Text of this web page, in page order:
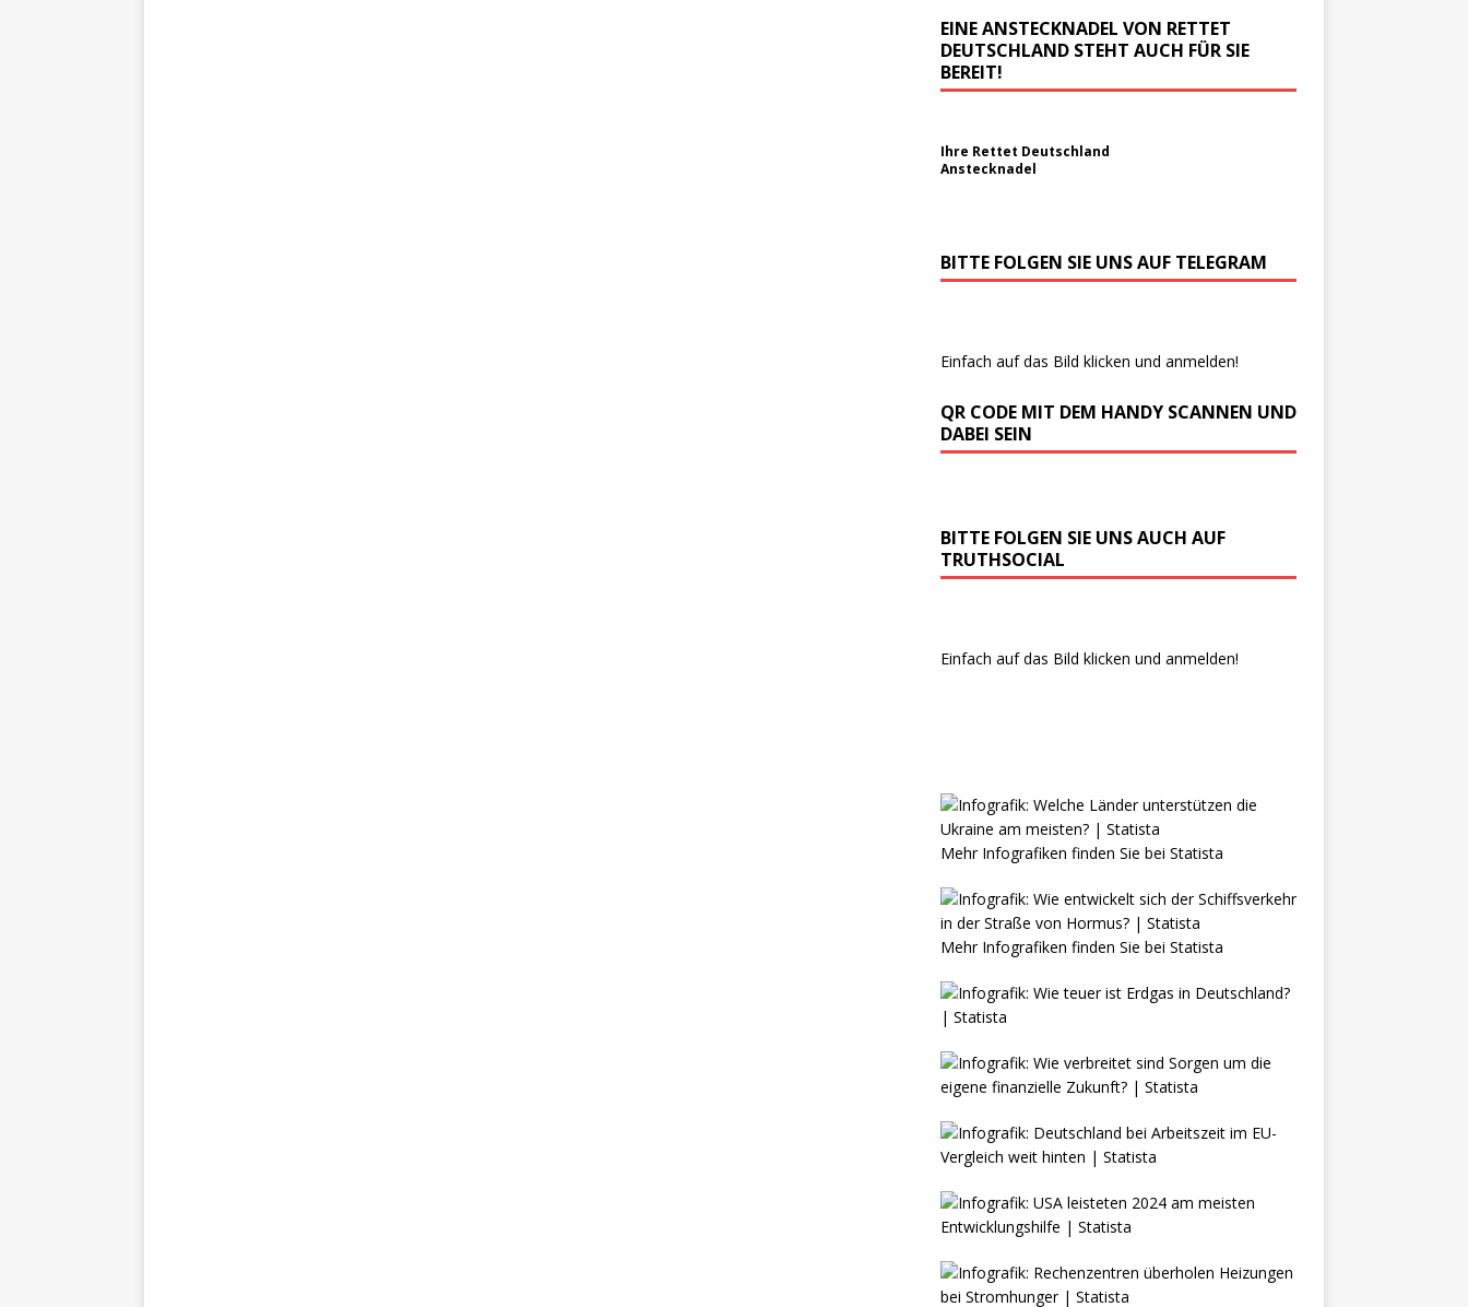
EINE ANSTECKNADEL VON RETTET
DEUTSCHLAND STEHT AUCH FÜR SIE
BEREIT!
Ihre Rettet Deutschland
Anstecknadel
BITTE FOLGEN SIE UNS AUF TELEGRAM
Einfach auf das Bild klicken und anmelden!
QR CODE MIT DEM HANDY SCANNEN UND
DABEI SEIN
BITTE FOLGEN SIE UNS AUCH AUF
TRUTHSOCIAL
Einfach auf das Bild klicken und anmelden!
Mehr Infografiken finden Sie bei Statista
Mehr Infografiken finden Sie bei Statista